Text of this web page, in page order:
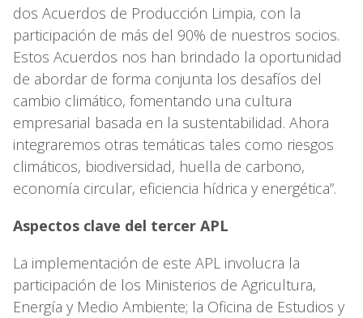
dos Acuerdos de Producción Limpia, con la
participación de más del 90% de nuestros socios.
Estos Acuerdos nos han brindado la oportunidad
de abordar de forma conjunta los desafíos del
cambio climático, fomentando una cultura
empresarial basada en la sustentabilidad. Ahora
integraremos otras temáticas tales como riesgos
climáticos, biodiversidad, huella de carbono,
economía circular, eficiencia hídrica y energética”.
Aspectos clave del tercer APL
La implementación de este APL involucra la
participación de los Ministerios de Agricultura,
Energía y Medio Ambiente; la Oficina de Estudios y